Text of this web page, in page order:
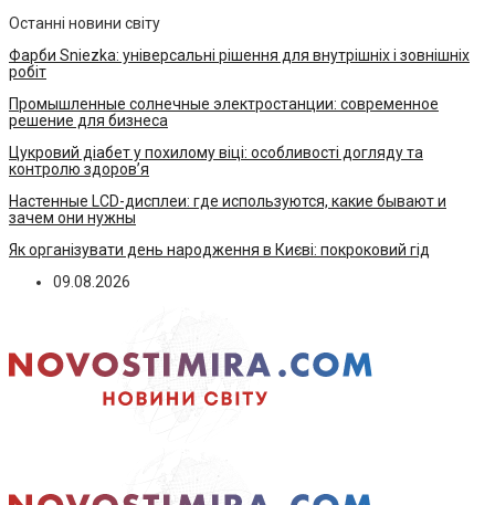
Останні новини світу
Фарби Sniezka: універсальні рішення для внутрішніх і зовнішніх
робіт
Промышленные солнечные электростанции: современное
решение для бизнеса
Цукровий діабет у похилому віці: особливості догляду та
контролю здоров’я
Настенные LCD-дисплеи: где используются, какие бывают и
зачем они нужны
Як організувати день народження в Києві: покроковий гід
09.08.2026